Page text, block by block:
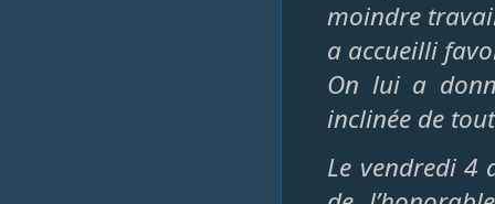
moindre
a accueilli
On lui a
inclinée de
Le vendredi 4